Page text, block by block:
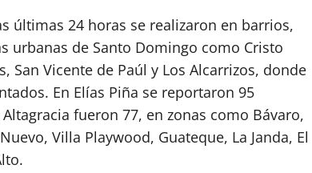
últimas 24 horas se realizaron en barrios,
urbanas de Santo Domingo como Cristo
San Vicente de Paúl y Los Alcarrizos, donde
En Elías Piña se reportaron 95
fueron 77, en zonas como Bávaro,
Villa Playwood, Guateque, La Janda, El